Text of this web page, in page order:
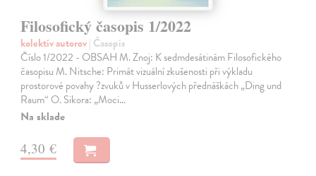
Filosofický časopis 1/2022
kolektív autorov| Časopis
Číslo 1/2022 - OBSAH M. Znoj: K sedmdesátinám Filosofického
časopisu M. Nitsche: Primát vizuální zkušenosti při výkladu
prostorové povahy ?zvuků v Husserlových přednáškách „Ding und
Raum“ O. Sikora: „Moci…
Na sklade
4,30 €